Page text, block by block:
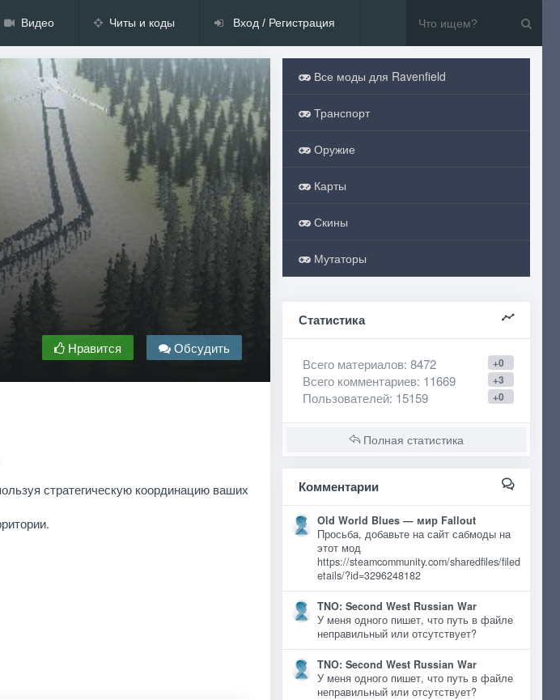
Видео Читы и коды Вход / Регистрация
Нравится Обсудить
стратегическую координацию ваших
Все моды для Ravenfield
Транспорт
Оружие
Карты
Скины
Мутаторы
Статистика
+0
Всего материалов: 8472
+3
Всего комментариев: 11669
+0
Пользователей: 15159
Полная статистика
Комментарии
Old World Blues — мир Fallout
Просьба, добавьте на сайт сабмоды на
этот мод
https://steamcommunity.com/sharedfiles/filed
etails/?id=3296248182
TNO: Second West Russian War
У меня одного пишет, что путь в файле
неправильный или отсутствует?
TNO: Second West Russian War
У меня одного пишет, что путь в файле
неправильный или отсутствует?